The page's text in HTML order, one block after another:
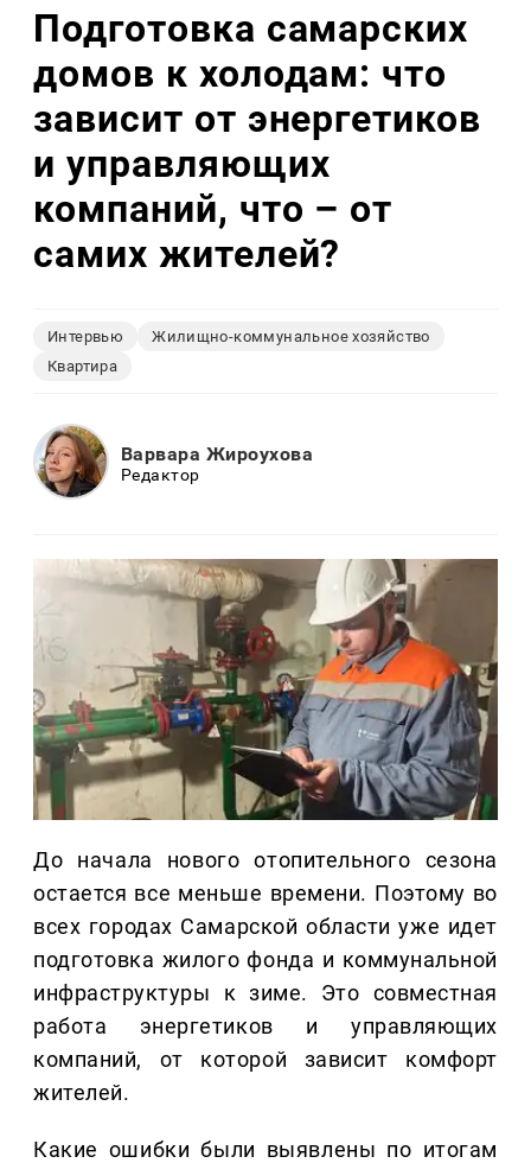
Подготовка самарских
домов к холодам: что
зависит от энергетиков
и управляющих
компаний, что – от
самих жителей?
Интервью
Жилищно-коммунальное хозяйство
Квартира
Варвара Жироухова
Редактор
До начала нового отопительного сезона
остается все меньше времени. Поэтому во
всех городах Самарской области уже идет
подготовка жилого фонда и коммунальной
инфраструктуры к зиме. Это совместная
работа энергетиков и управляющих
компаний, от которой зависит комфорт
жителей.
Какие ошибки были выявлены по итогам